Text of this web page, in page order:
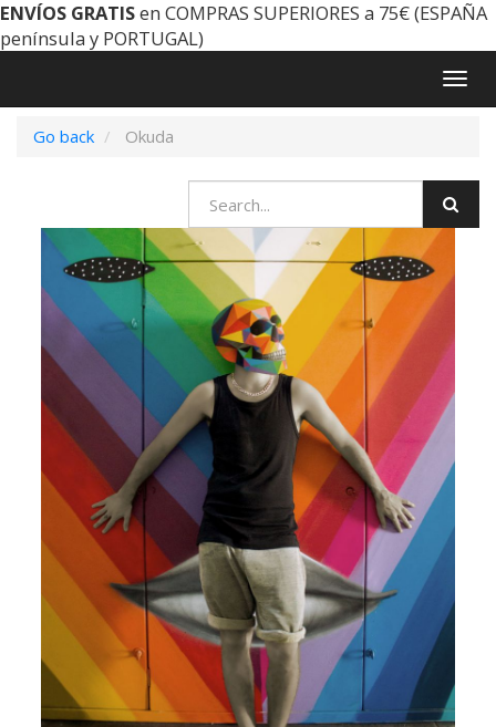
ENVÍOS GRATISen COMPRAS SUPERIORES a 75€ (ESPAÑA
península y PORTUGAL)
Go back
Okuda